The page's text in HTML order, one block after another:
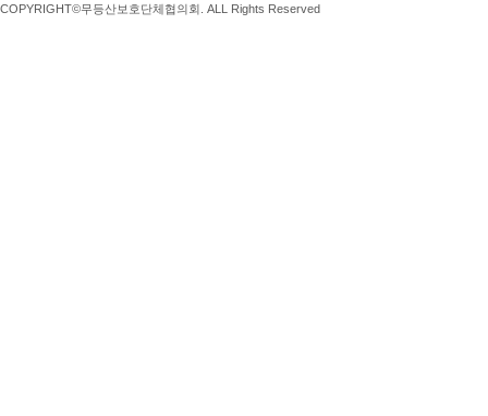
COPYRIGHT©무등산보호단체협의회. ALL Rights Reserved